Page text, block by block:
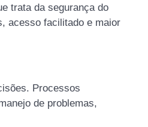
trata da segurança do
acesso facilitado e maior
Processos
de problemas,